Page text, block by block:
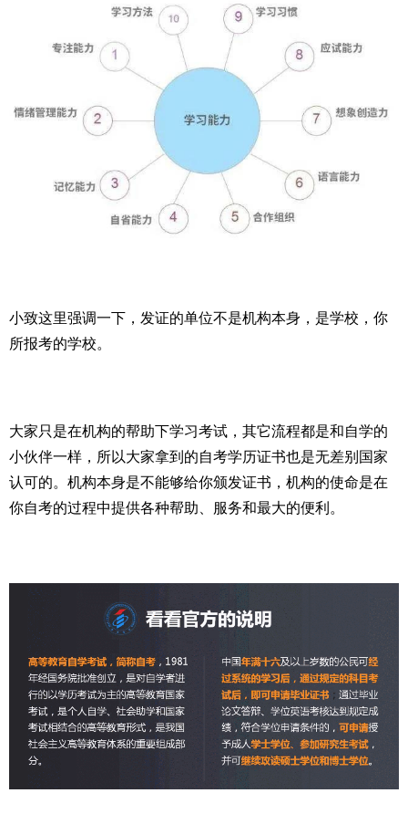
小致这里强调一下，发证的单位不是机构本身，是学校，你
所报考的学校。
大家只是在机构的帮助下学习考试，其它流程都是和自学的
小伙伴一样，所以大家拿到的自考学历证书也是无差别国家
认可的。机构本身是不能够给你颁发证书，机构的使命是在
你自考的过程中提供各种帮助、服务和最大的便利。